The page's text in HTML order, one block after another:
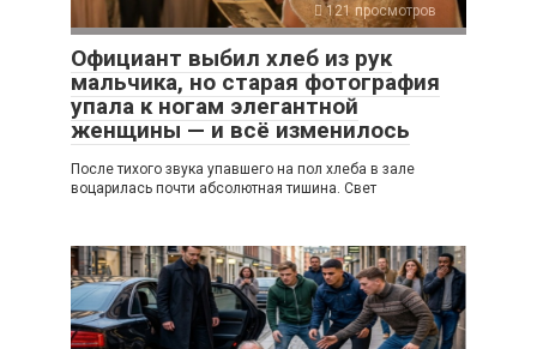
121 просмотров
Официант выбил хлеб из рук
мальчика, но старая фотография
упала к ногам элегантной
женщины — и всё изменилось
После тихого звука упавшего на пол хлеба в зале
воцарилась почти абсолютная тишина. Свет